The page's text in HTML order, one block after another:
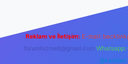
Reklam ve İletişim: E-mail:
forumhizmeti@gmail.com
@karabul